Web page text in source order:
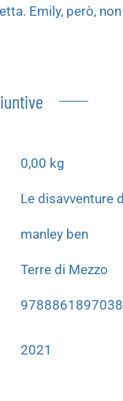
Emily, però,
0,00 kg
Le disavventure
manley ben
Terre di Mezzo
9788861897038
2021